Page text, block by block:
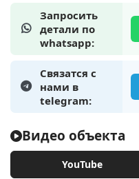
Запросить
детали по
whatsapp:
Связатся с
нами в
telegram:
Видео объекта
YouTube